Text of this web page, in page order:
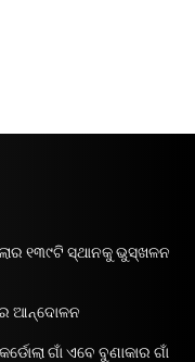
୧୩୯ଟି ସ୍ଥାନକୁ ଭୁସ୍ଖଳନ
ଆନ୍ଦୋଳନ
ଗାଁ ଏବେ ବୁଣାକାର ଗାଁ